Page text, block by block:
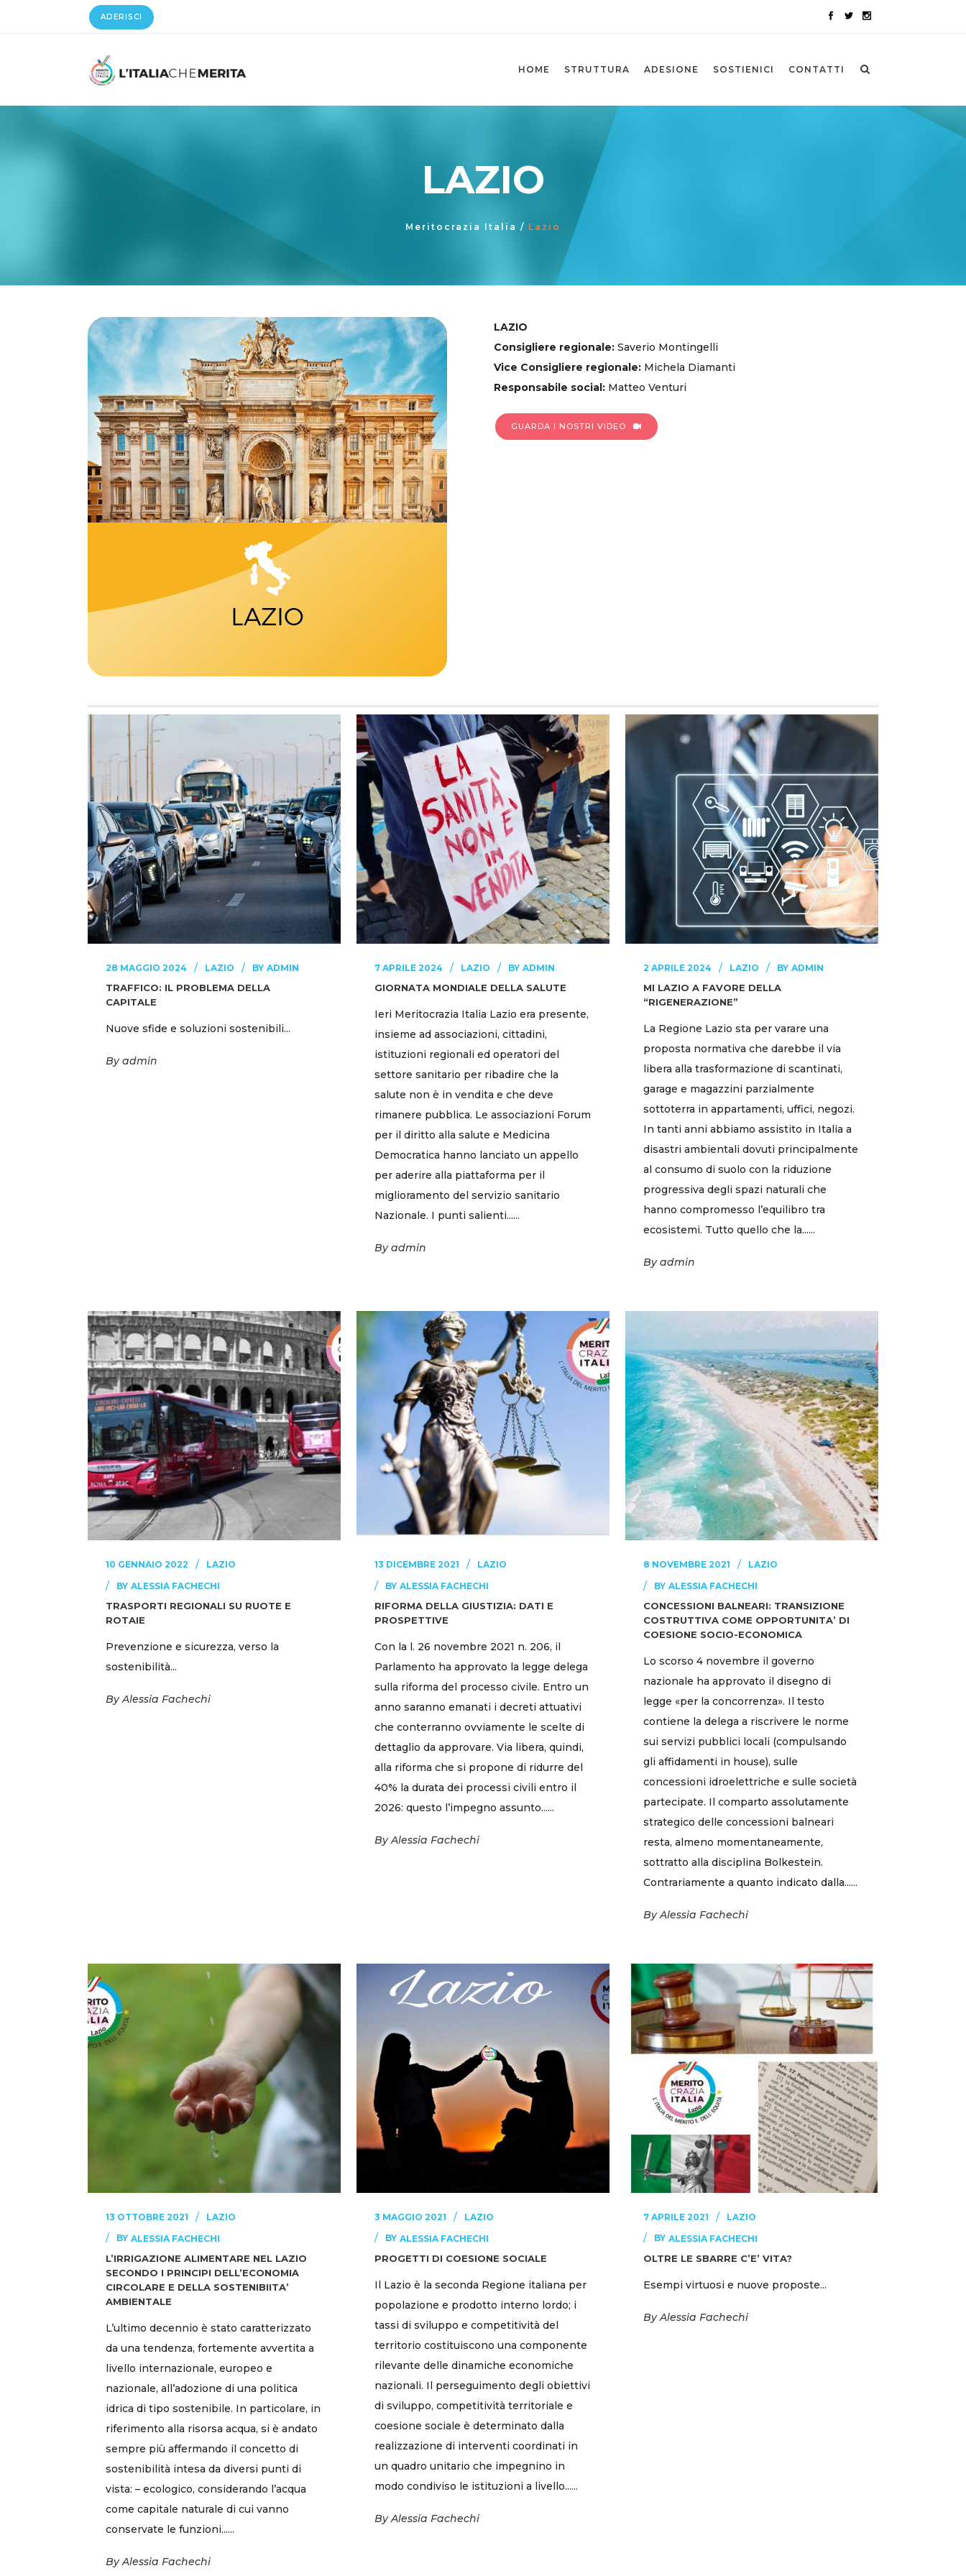
ADERISCI
HOME STRUTTURA ADESIONE SOSTIENICI CONTATTI
LAZIO
Meritocrazia Italia / Lazio
LAZIO
Consigliere regionale: Saverio Montingelli
Vice Consigliere regionale: Michela Diamanti
Responsabile social: Matteo Venturi
GUARDA I NOSTRI VIDEO
28 MAGGIO 2024 LAZIO BY ADMIN
TRAFFICO: IL PROBLEMA DELLA
CAPITALE
Nuove sfide e soluzioni sostenibili...
By admin
7 APRILE 2024 LAZIO BY ADMIN
GIORNATA MONDIALE DELLA SALUTE
Ieri Meritocrazia Italia Lazio era presente,
insieme ad associazioni, cittadini,
istituzioni regionali ed operatori del
settore sanitario per ribadire che la
salute non è in vendita e che deve
rimanere pubblica. Le associazioni Forum
per il diritto alla salute e Medicina
Democratica hanno lanciato un appello
per aderire alla piattaforma per il
miglioramento del servizio sanitario
Nazionale. I punti salienti......
By admin
2 APRILE 2024 LAZIO BY ADMIN
MI LAZIO A FAVORE DELLA
“RIGENERAZIONE”
La Regione Lazio sta per varare una
proposta normativa che darebbe il via
libera alla trasformazione di scantinati,
garage e magazzini parzialmente
sottoterra in appartamenti, uffici, negozi.
In tanti anni abbiamo assistito in Italia a
disastri ambientali dovuti principalmente
al consumo di suolo con la riduzione
progressiva degli spazi naturali che
hanno compromesso l’equilibro tra
ecosistemi. Tutto quello che la......
By admin
10 GENNAIO 2022
LAZIO
BY ALESSIA FACHECHI
TRASPORTI REGIONALI SU RUOTE E
ROTAIE
Prevenzione e sicurezza, verso la
sostenibilità...
By Alessia Fachechi
13 DICEMBRE 2021
LAZIO
BY ALESSIA FACHECHI
RIFORMA DELLA GIUSTIZIA: DATI E
PROSPETTIVE
Con la l. 26 novembre 2021 n. 206, il
Parlamento ha approvato la legge delega
sulla riforma del processo civile. Entro un
anno saranno emanati i decreti attuativi
che conterranno ovviamente le scelte di
dettaglio da approvare. Via libera, quindi,
alla riforma che si propone di ridurre del
40% la durata dei processi civili entro il
2026: questo l’impegno assunto......
By Alessia Fachechi
8 NOVEMBRE 2021
LAZIO
BY ALESSIA FACHECHI
CONCESSIONI BALNEARI: TRANSIZIONE
COSTRUTTIVA COME OPPORTUNITA’ DI
COESIONE SOCIO-ECONOMICA
Lo scorso 4 novembre il governo
nazionale ha approvato il disegno di
legge «per la concorrenza». Il testo
contiene la delega a riscrivere le norme
sui servizi pubblici locali (compulsando
gli affidamenti in house), sulle
concessioni idroelettriche e sulle società
partecipate. Il comparto assolutamente
strategico delle concessioni balneari
resta, almeno momentaneamente,
sottratto alla disciplina Bolkestein.
Contrariamente a quanto indicato dalla......
By Alessia Fachechi
13 OTTOBRE 2021
LAZIO
BY ALESSIA FACHECHI
L’IRRIGAZIONE ALIMENTARE NEL LAZIO
SECONDO I PRINCIPI DELL’ECONOMIA
CIRCOLARE E DELLA SOSTENIBIITA’
AMBIENTALE
L’ultimo decennio è stato caratterizzato
da una tendenza, fortemente avvertita a
livello internazionale, europeo e
nazionale, all’adozione di una politica
idrica di tipo sostenibile. In particolare, in
riferimento alla risorsa acqua, si è andato
sempre più affermando il concetto di
sostenibilità intesa da diversi punti di
vista: – ecologico, considerando l’acqua
come capitale naturale di cui vanno
conservate le funzioni......
By Alessia Fachechi
3 MAGGIO 2021
LAZIO
BY ALESSIA FACHECHI
PROGETTI DI COESIONE SOCIALE
Il Lazio è la seconda Regione italiana per
popolazione e prodotto interno lordo; i
tassi di sviluppo e competitività del
territorio costituiscono una componente
rilevante delle dinamiche economiche
nazionali. Il perseguimento degli obiettivi
di sviluppo, competitività territoriale e
coesione sociale è determinato dalla
realizzazione di interventi coordinati in
un quadro unitario che impegnino in
modo condiviso le istituzioni a livello......
By Alessia Fachechi
7 APRILE 2021
LAZIO
BY ALESSIA FACHECHI
OLTRE LE SBARRE C’E’ VITA?
Esempi virtuosi e nuove proposte...
By Alessia Fachechi